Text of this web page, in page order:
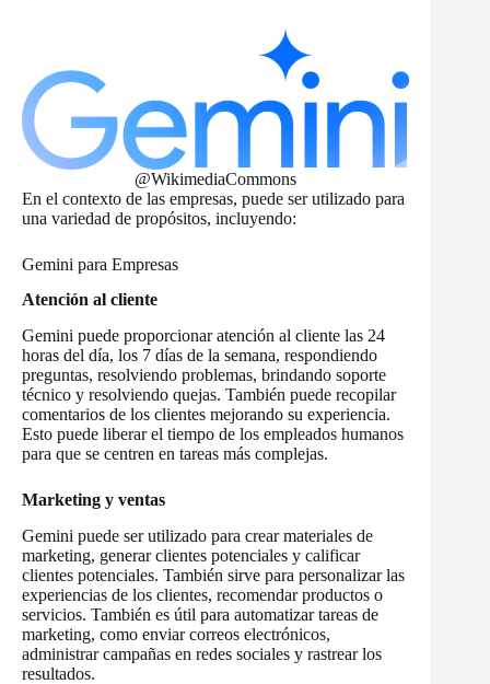
@WikimediaCommons
En el contexto de las empresas, puede ser utilizado para
una variedad de propósitos, incluyendo:
Gemini para Empresas
Atención al cliente
Gemini puede proporcionar atención al cliente las 24
horas del día, los 7 días de la semana, respondiendo
preguntas, resolviendo problemas, brindando soporte
técnico y resolviendo quejas. También puede recopilar
comentarios de los clientes mejorando su experiencia.
Esto puede liberar el tiempo de los empleados humanos
para que se centren en tareas más complejas.
Marketing y ventas
Gemini puede ser utilizado para crear materiales de
marketing, generar clientes potenciales y calificar
clientes potenciales. También sirve para personalizar las
experiencias de los clientes, recomendar productos o
servicios. También es útil para automatizar tareas de
marketing, como enviar correos electrónicos,
administrar campañas en redes sociales y rastrear los
resultados.